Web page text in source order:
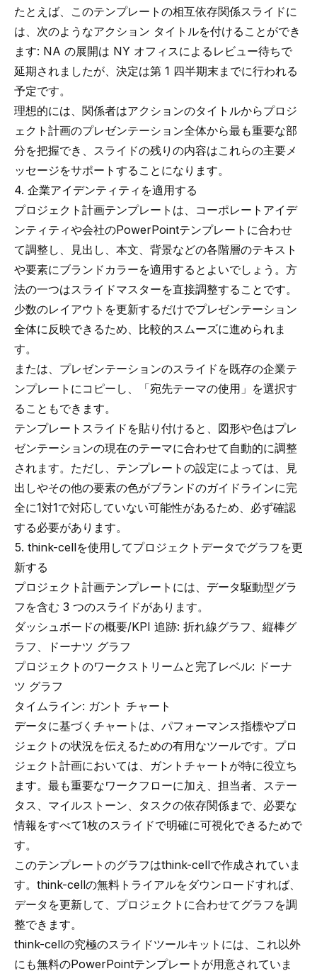
たとえば、このテンプレートの相互依存関係スライドに
は、次のようなアクション タイトルを付けることができ
ます: NA の展開は NY オフィスによるレビュー待ちで
延期されましたが、決定は第 1 四半期末までに行われる
予定です。
理想的には、関係者はアクションのタイトルからプロジ
ェクト計画のプレゼンテーション全体から最も重要な部
分を把握でき、スライドの残りの内容はこれらの主要メ
ッセージをサポートすることになります。
4. 企業アイデンティティを適用する
プロジェクト計画テンプレートは、 コーポレートアイデ
ンティティや会社のPowerPointテンプレートに合わせ
て調整し、見出し、本文、背景などの各階層のテキスト
や要素にブランドカラーを適用するとよいでしょう。方
法の一つはスライドマスターを直接調整することです。
少数のレイアウトを更新するだけでプレゼンテーション
全体に反映できるため、比較的スムーズに進められま
す。
または、プレゼンテーションのスライドを既存の企業テ
ンプレートにコピーし、「宛先テーマの使用」を選択す
ることもできます。
テンプレートスライドを貼り付けると、図形や色はプレ
ゼンテーションの現在のテーマに合わせて自動的に調整
されます。ただし、テンプレートの設定によっては、見
出しやその他の要素の色がブランドのガイドラインに完
全に1対1で対応していない可能性があるため、必ず確認
する必要があります。
5. think-cellを使用してプロジェクトデータでグラフを更
新する
プロジェクト計画テンプレートには、データ駆動型グラ
フを含む 3 つのスライドがあります。
ダッシュボードの概要/KPI 追跡: 折れ線グラフ、縦棒グ
ラフ、ドーナツ グラフ
プロジェクトのワークストリームと完了レベル: ドーナ
ツ グラフ
タイムライン: ガント チャート
データに基づくチャートは、パフォーマンス指標やプロ
ジェクトの状況を伝えるための有用なツールです。プロ
ジェクト計画においては、 ガントチャート が特に役立ち
ます。最も重要なワークフローに加え、担当者、ステー
タス、マイルストーン、タスクの依存関係まで、必要な
情報をすべて1枚のスライドで明確に可視化できるためで
す。
このテンプレートのグラフはthink-cellで作成されていま
す。 think-cellの無料トライアルをダウンロードすれば、
データを更新して、プロジェクトに合わせてグラフを調
整できます。
think-cellの究極のスライドツールキットには、これ以外
にも無料のPowerPointテンプレートが用意されていま